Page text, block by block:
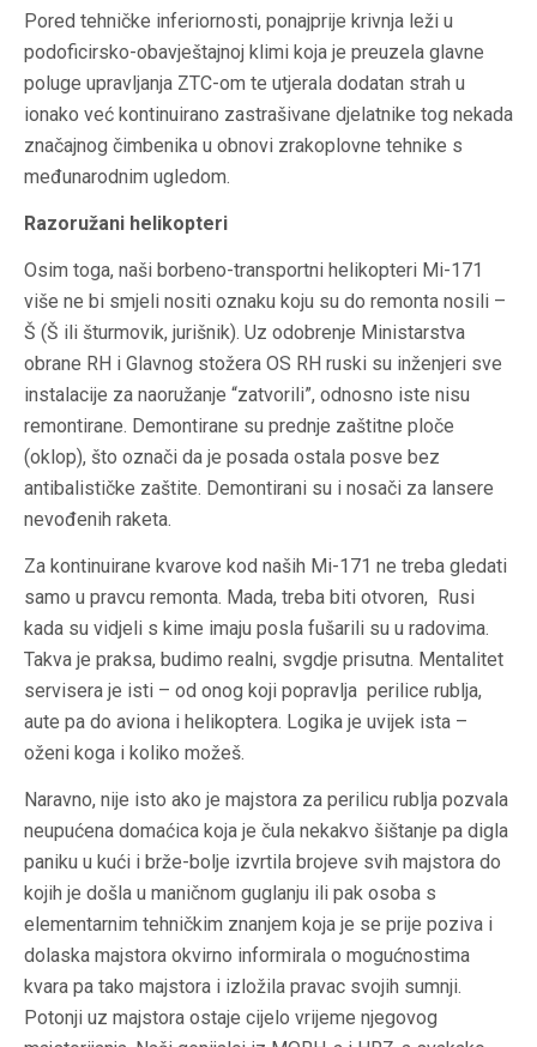
Pored tehničke inferiornosti, ponajprije krivnja leži u
podoficirsko-obavještajnoj klimi koja je preuzela glavne
poluge upravljanja ZTC-om te utjerala dodatan strah u
ionako već kontinuirano zastrašivane djelatnike tog nekada
značajnog čimbenika u obnovi zrakoplovne tehnike s
međunarodnim ugledom.
Razoružani helikopteri
Osim toga, naši borbeno-transportni helikopteri Mi-171
više ne bi smjeli nositi oznaku koju su do remonta nosili –
Š (Š ili šturmovik, jurišnik). Uz odobrenje Ministarstva
obrane RH i Glavnog stožera OS RH ruski su inženjeri sve
instalacije za naoružanje “zatvorili”, odnosno iste nisu
remontirane. Demontirane su prednje zaštitne ploče
(oklop), što označi da je posada ostala posve bez
antibalističke zaštite. Demontirani su i nosači za lansere
nevođenih raketa.
Za kontinuirane kvarove kod naših Mi-171 ne treba gledati
samo u pravcu remonta. Mada, treba biti otvoren, Rusi
kada su vidjeli s kime imaju posla fušarili su u radovima.
Takva je praksa, budimo realni, svgdje prisutna. Mentalitet
servisera je isti – od onog koji popravlja perilice rublja,
aute pa do aviona i helikoptera. Logika je uvijek ista –
oženi koga i koliko možeš.
Naravno, nije isto ako je majstora za perilicu rublja pozvala
neupućena domaćica koja je čula nekakvo šištanje pa digla
paniku u kući i brže-bolje izvrtila brojeve svih majstora do
kojih je došla u maničnom guglanju ili pak osoba s
elementarnim tehničkim znanjem koja je se prije poziva i
dolaska majstora okvirno informirala o mogućnostima
kvara pa tako majstora i izložila pravac svojih sumnji.
Potonji uz majstora ostaje cijelo vrijeme njegovog